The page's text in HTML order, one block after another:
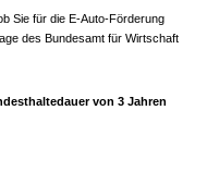
Sie für die E-Auto-Förderung
des Bundesamt für Wirtschaft
von 3 Jahren